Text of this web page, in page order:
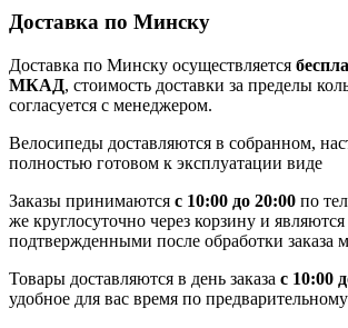
Доставка по Минску
Доставка по Минску осуществляется
МКАД, стоимость доставки за пределы
согласуется с менеджером.
Велосипеды доставляются в собранном,
полностью готовом к эксплуатации виде
Заказы принимаются с 10:00 до 20:00 по
же круглосуточно через корзину и являются
подтвержденными после обработки заказа
Товары доставляются в день заказа с 10:00
удобное для вас время по